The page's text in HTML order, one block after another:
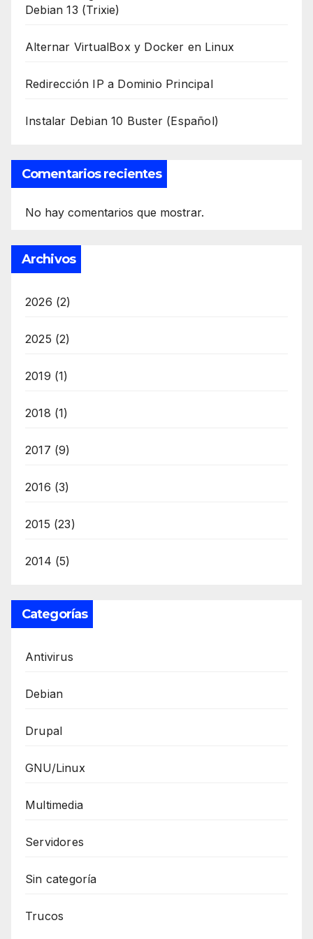
Debian 13 (Trixie)
Alternar VirtualBox y Docker en Linux
Redirección IP a Dominio Principal
Instalar Debian 10 Buster (Español)
Comentarios recientes
No hay comentarios que mostrar.
Archivos
2026 (2)
2025 (2)
2019 (1)
2018 (1)
2017 (9)
2016 (3)
2015 (23)
2014 (5)
Categorías
Antivirus
Debian
Drupal
GNU/Linux
Multimedia
Servidores
Sin categoría
Trucos